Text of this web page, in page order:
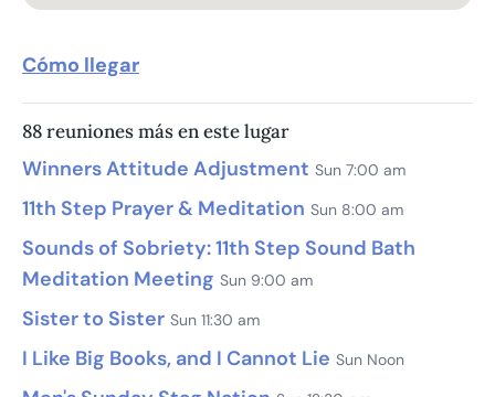
Cómo llegar
88 reuniones más en este lugar
Winners Attitude Adjustment Sun 7:00 am
11th Step Prayer & Meditation Sun 8:00 am
Sounds of Sobriety: 11th Step Sound Bath
Meditation Meeting Sun 9:00 am
Sister to Sister Sun 11:30 am
I Like Big Books, and I Cannot Lie Sun Noon